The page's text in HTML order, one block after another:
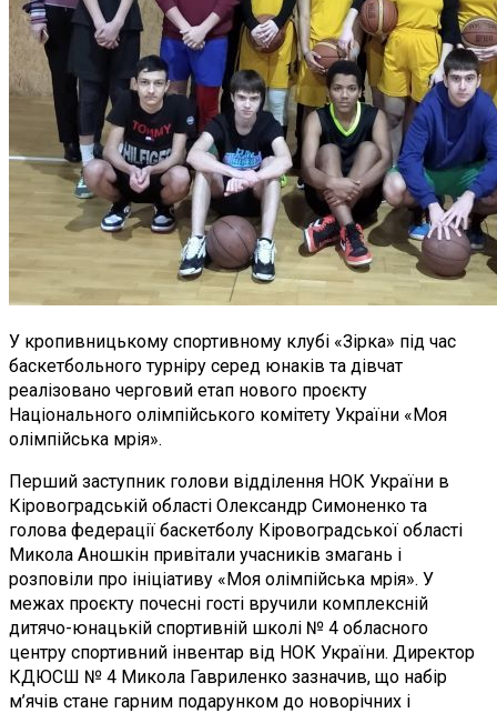
У кропивницькому спортивному клубі «Зірка» під час
баскетбольного турніру серед юнаків та дівчат
реалізовано черговий етап нового проєкту
Національного олімпійського комітету України «Моя
олімпійська мрія».
Перший заступник голови відділення НОК України в
Кіровоградській області Олександр Симоненко та
голова федерації баскетболу Кіровоградської області
Микола Аношкін привітали учасників змагань і
розповіли про ініціативу «Моя олімпійська мрія». У
межах проєкту почесні гості вручили комплексній
дитячо-юнацькій спортивній школі № 4 обласного
центру спортивний інвентар від НОК України. Директор
КДЮСШ № 4 Микола Гавриленко зазначив, що набір
м’ячів стане гарним подарунком до новорічних і